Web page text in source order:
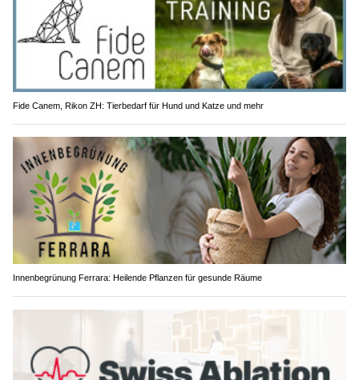
Fide Canem, Rikon ZH: Tierbedarf für Hund und Katze und mehr
Innenbegrünung Ferrara: Heilende Pflanzen für gesunde Räume